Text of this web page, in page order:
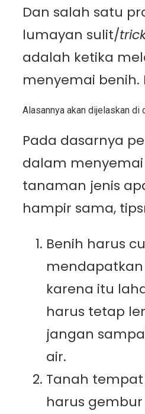
Dan salah satu
lumayan sulit/
adalah ketika
menyemai benih.
Alasannya akan dijelaskan di
Pada dasarnya
dalam
tanaman jenis
hampir sama,
Benih harus
mendapatkan
karena itu
harus tetap
jangan
air.
Tanah
harus